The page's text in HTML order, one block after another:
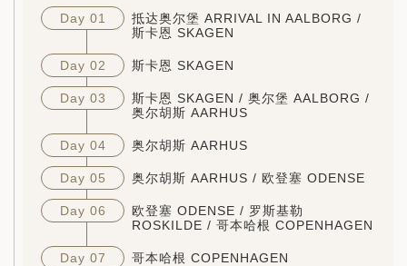
Day 01
抵达奥尔堡 ARRIVAL IN AALBORG /
斯卡恩 SKAGEN
Day 02 斯卡恩 SKAGEN
Day 03
斯卡恩 SKAGEN / 奥尔堡 AALBORG /
奥尔胡斯 AARHUS
Day 04 奥尔胡斯 AARHUS
Day 05 奥尔胡斯 AARHUS / 欧登塞 ODENSE
Day 06
欧登塞 ODENSE / 罗斯基勒
ROSKILDE / 哥本哈根 COPENHAGEN
Day 07 哥本哈根 COPENHAGEN